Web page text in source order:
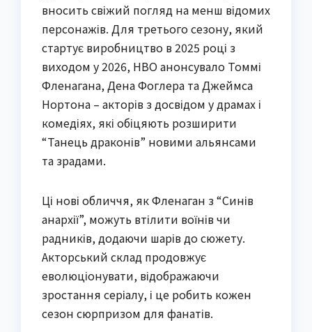
вносить свіжий погляд на менш відомих
персонажів. Для третього сезону, який
стартує виробництво в 2025 році з
виходом у 2026, HBO анонсувало Томмі
Фленагана, Дена Фоглера та Джеймса
Нортона – акторів з досвідом у драмах і
комедіях, які обіцяють розширити
“Танець драконів” новими альянсами
та зрадами.
Ці нові обличчя, як Фленаган з “Синів
анархії”, можуть втілити воїнів чи
радників, додаючи шарів до сюжету.
Акторський склад продовжує
еволюціонувати, відображаючи
зростання серіалу, і це робить кожен
сезон сюрпризом для фанатів.